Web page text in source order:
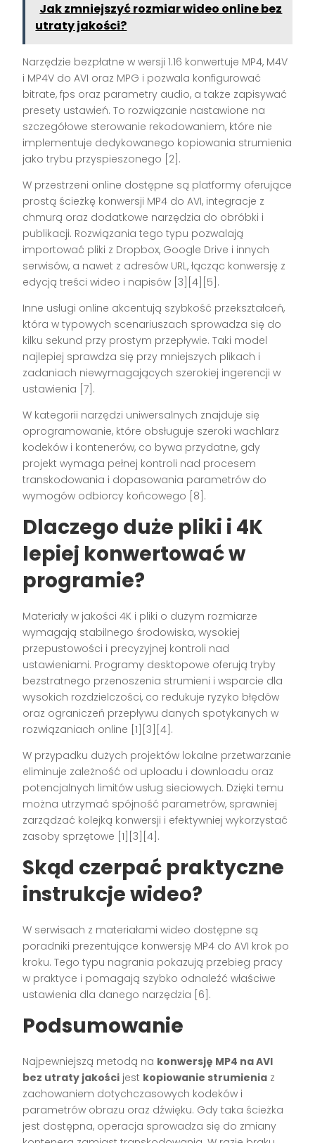
Jak zmniejszyć rozmiar wideo online bez
utraty jakości?
Narzędzie bezpłatne w wersji 1.16 konwertuje MP4, M4V
i MP4V do AVI oraz MPG i pozwala konfigurować
bitrate, fps oraz parametry audio, a także zapisywać
presety ustawień. To rozwiązanie nastawione na
szczegółowe sterowanie rekodowaniem, które nie
implementuje dedykowanego kopiowania strumienia
jako trybu przyspieszonego [2].
W przestrzeni online dostępne są platformy oferujące
prostą ścieżkę konwersji MP4 do AVI, integracje z
chmurą oraz dodatkowe narzędzia do obróbki i
publikacji. Rozwiązania tego typu pozwalają
importować pliki z Dropbox, Google Drive i innych
serwisów, a nawet z adresów URL, łącząc konwersję z
edycją treści wideo i napisów [3][4][5].
Inne usługi online akcentują szybkość przekształceń,
która w typowych scenariuszach sprowadza się do
kilku sekund przy prostym przepływie. Taki model
najlepiej sprawdza się przy mniejszych plikach i
zadaniach niewymagających szerokiej ingerencji w
ustawienia [7].
W kategorii narzędzi uniwersalnych znajduje się
oprogramowanie, które obsługuje szeroki wachlarz
kodeków i kontenerów, co bywa przydatne, gdy
projekt wymaga pełnej kontroli nad procesem
transkodowania i dopasowania parametrów do
wymogów odbiorcy końcowego [8].
Dlaczego duże pliki i 4K
lepiej konwertować w
programie?
Materiały w jakości 4K i pliki o dużym rozmiarze
wymagają stabilnego środowiska, wysokiej
przepustowości i precyzyjnej kontroli nad
ustawieniami. Programy desktopowe oferują tryby
bezstratnego przenoszenia strumieni i wsparcie dla
wysokich rozdzielczości, co redukuje ryzyko błędów
oraz ograniczeń przepływu danych spotykanych w
rozwiązaniach online [1][3][4].
W przypadku dużych projektów lokalne przetwarzanie
eliminuje zależność od uploadu i downloadu oraz
potencjalnych limitów usług sieciowych. Dzięki temu
można utrzymać spójność parametrów, sprawniej
zarządzać kolejką konwersji i efektywniej wykorzystać
zasoby sprzętowe [1][3][4].
Skąd czerpać praktyczne
instrukcje wideo?
W serwisach z materiałami wideo dostępne są
poradniki prezentujące konwersję MP4 do AVI krok po
kroku. Tego typu nagrania pokazują przebieg pracy
w praktyce i pomagają szybko odnaleźć właściwe
ustawienia dla danego narzędzia [6].
Podsumowanie
Najpewniejszą metodą na konwersję MP4 na AVI
bez utraty jakości jest kopiowanie strumienia z
zachowaniem dotychczasowych kodeków i
parametrów obrazu oraz dźwięku. Gdy taka ścieżka
jest dostępna, operacja sprowadza się do zmiany